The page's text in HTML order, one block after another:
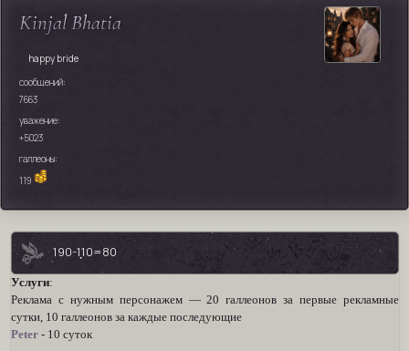
Kinjal Bhatia
happy bride
сообщений:
7663
уважение:
+5023
галлеоны:
119
190-110=80
Услуги:
Реклама с нужным персонажем — 20 галлеонов за первые рекламные
сутки, 10 галлеонов за каждые последующие
Peter - 10 cуток